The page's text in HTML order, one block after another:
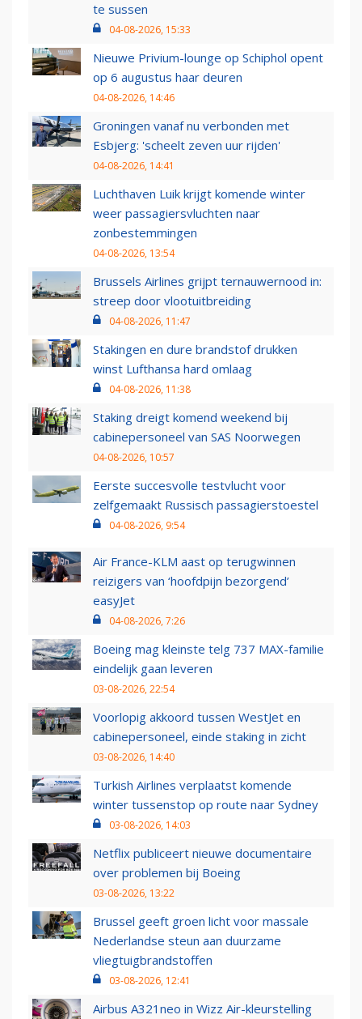
te sussen
04-08-2026, 15:33
Nieuwe Privium-lounge op Schiphol opent
op 6 augustus haar deuren
04-08-2026, 14:46
Groningen vanaf nu verbonden met
Esbjerg: 'scheelt zeven uur rijden'
04-08-2026, 14:41
Luchthaven Luik krijgt komende winter
weer passagiersvluchten naar
zonbestemmingen
04-08-2026, 13:54
Brussels Airlines grijpt ternauwernood in:
streep door vlootuitbreiding
04-08-2026, 11:47
Stakingen en dure brandstof drukken
winst Lufthansa hard omlaag
04-08-2026, 11:38
Staking dreigt komend weekend bij
cabinepersoneel van SAS Noorwegen
04-08-2026, 10:57
Eerste succesvolle testvlucht voor
zelfgemaakt Russisch passagierstoestel
04-08-2026, 9:54
Air France-KLM aast op terugwinnen
reizigers van ‘hoofdpijn bezorgend’
easyJet
04-08-2026, 7:26
Boeing mag kleinste telg 737 MAX-familie
eindelijk gaan leveren
03-08-2026, 22:54
Voorlopig akkoord tussen WestJet en
cabinepersoneel, einde staking in zicht
03-08-2026, 14:40
Turkish Airlines verplaatst komende
winter tussenstop op route naar Sydney
03-08-2026, 14:03
Netflix publiceert nieuwe documentaire
over problemen bij Boeing
03-08-2026, 13:22
Brussel geeft groen licht voor massale
Nederlandse steun aan duurzame
vliegtuigbrandstoffen
03-08-2026, 12:41
Airbus A321neo in Wizz Air-kleurstelling